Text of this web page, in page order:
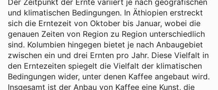
Der Zeitpunkt der Ernte variiert je nach geografischen
und klimatischen Bedingungen. In Äthiopien erstreckt
sich die Erntezeit von Oktober bis Januar, wobei die
genauen Zeiten von Region zu Region unterschiedlich
sind. Kolumbien hingegen bietet je nach Anbaugebiet
zwischen ein und drei Ernten pro Jahr. Diese Vielfalt in
den Erntezeiten spiegelt die Vielfalt der klimatischen
Bedingungen wider, unter denen Kaffee angebaut wird.
Insgesamt ist der Anbau von Kaffee eine Kunst, die